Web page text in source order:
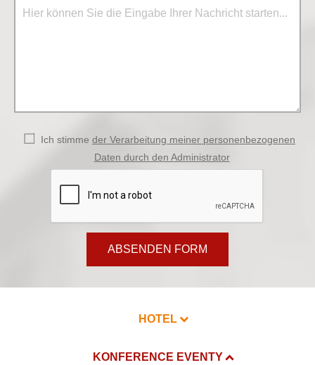
Ich stimme der Verarbeitung meiner personenbezogenen
Daten durch den Administrator
ABSENDEN FORM
HOTEL
KONFERENCE EVENTY